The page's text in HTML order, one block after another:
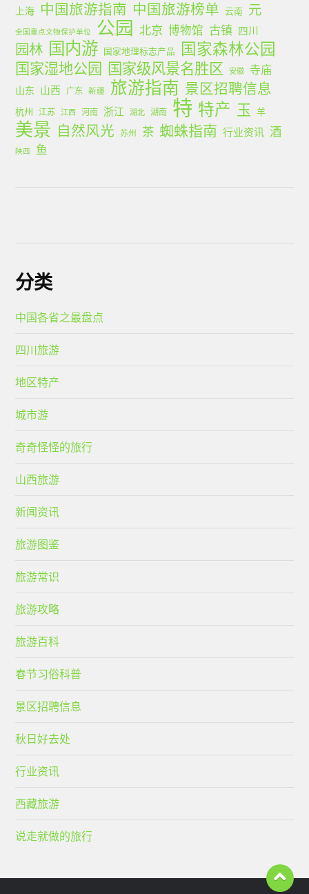
上海 中国旅游指南 中国旅游榜单 云南 元
全国重点文物保护单位 公园 北京 博物馆 古镇 四川
园林 国内游 国家地理标志产品 国家森林公园
国家湿地公园 国家级风景名胜区 安徽 寺庙
山东 山西 广东 新疆 旅游指南 景区招聘信息
杭州 江苏 江西 河南 浙江 湖北 湖南 特 特产 玉 羊
美景 自然风光 苏州 茶 蜘蛛指南 行业资讯 酒
陕西 鱼
分类
中国各省之最盘点
四川旅游
地区特产
城市游
奇奇怪怪的旅行
山西旅游
新闻资讯
旅游图鉴
旅游常识
旅游攻略
旅游百科
春节习俗科普
景区招聘信息
秋日好去处
行业资讯
西藏旅游
说走就做的旅行